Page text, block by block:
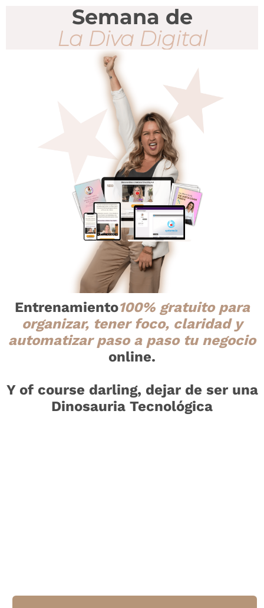
Semana de
La Diva Digital
Entrenamiento100% gratuito para
organizar, tener foco, claridad y
automatizar paso a paso tu negocio
online.
Y of course darling, dejar de ser una
Dinosauria Tecnológica